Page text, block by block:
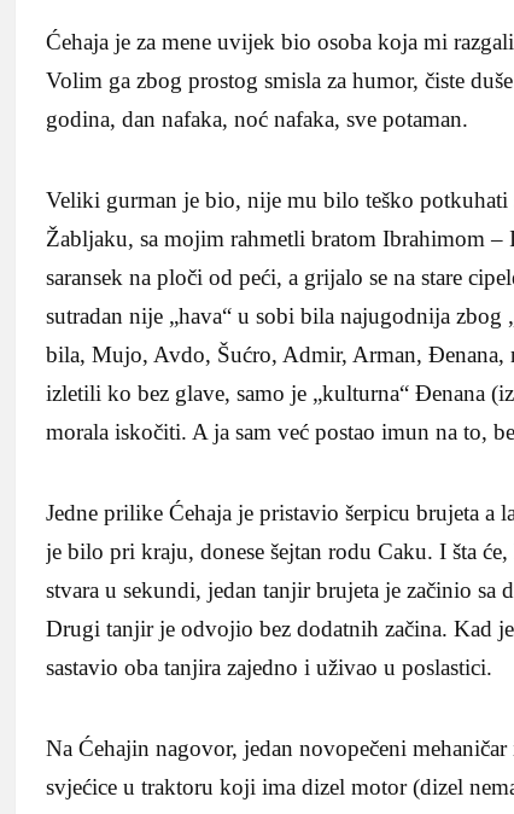
Ćehaja je za mene uvijek bio osoba koja mi
Volim ga zbog prostog smisla za humor, čiste
godina, dan nafaka, noć nafaka, sve potaman.
Veliki gurman je bio, nije mu bilo teško
Žabljaku, sa mojim rahmetli bratom Ibrahimom
saransek na ploči od peći, a grijalo se na stare
sutradan nije „hava“ u sobi bila najugodnija zbog
bila, Mujo, Avdo, Šućro, Admir, Arman, Đenana,
izletili ko bez glave, samo je „kulturna“ Đenana
morala iskočiti. A ja sam već postao imun na to,
Jedne prilike Ćehaja je pristavio šerpicu brujeta
je bilo pri kraju, donese šejtan rodu Caku. I šta
stvara u sekundi, jedan tanjir brujeta je začinio
Drugi tanjir je odvojio bez dodatnih začina. Kad
sastavio oba tanjira zajedno i uživao u poslastici.
Na Ćehajin nagovor, jedan novopečeni
svjećice u traktoru koji ima dizel motor (dizel